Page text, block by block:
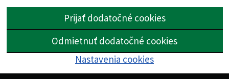
Prijať dodatočné cookies
Odmietnuť dodatočné cookies
Nastavenia cookies